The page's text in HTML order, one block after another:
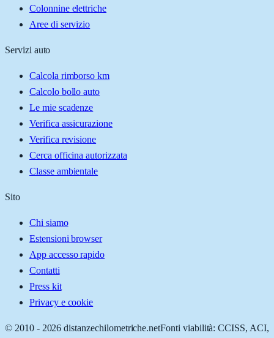
Colonnine elettriche
Aree di servizio
Servizi auto
Calcola rimborso km
Calcolo bollo auto
Le mie scadenze
Verifica assicurazione
Verifica revisione
Cerca officina autorizzata
Classe ambientale
Sito
Chi siamo
Estensioni browser
App accesso rapido
Contatti
Press kit
Privacy e cookie
© 2010 - 2026 distanzechilometriche.netFonti viabilità: CCISS, ACI,